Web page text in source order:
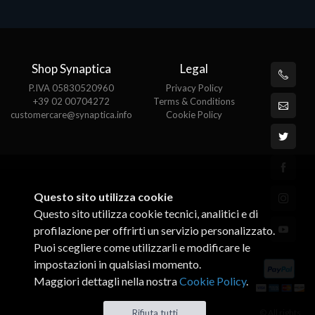
Shop Synaptica
P.IVA 05830520960
+39 02 00704272
customercare@synaptica.info
Legal
Privacy Policy
Terms & Conditions
Cookie Policy
Questo sito utilizza cookie
Questo sito utilizza cookie tecnici, analitici e di
profilazione per offrirti un servizio personalizzato.
Puoi scegliere come utilizzarli e modificare le
impostazioni in qualsiasi momento.
Maggiori dettagli nella nostraCookie Policy.